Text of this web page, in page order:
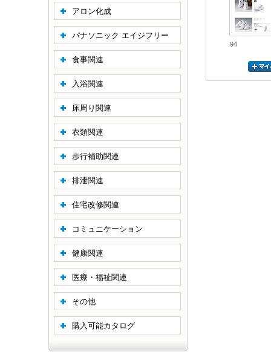
94
アロン化成
パナソニック エイジフリー
食事関連
入浴関連
床周り関連
衣類関連
歩行補助関連
排泄関連
住宅改修関連
コミュニケーション
健康関連
医療・福祉関連
その他
購入可能カタログ